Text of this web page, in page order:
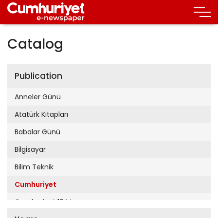
Catalog
Publication
Anneler Günü
Atatürk Kitapları
Babalar Günü
Bilgisayar
Bilim Teknik
Cumhuriyet
Cumhuriyet 19 Mayıs